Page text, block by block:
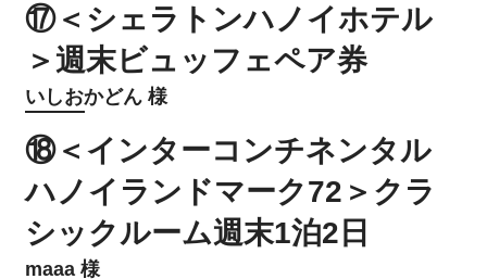
⑰＜シェラトンハノイホテル
＞週末ビュッフェペア券
いしおかどん 様
⑱＜インターコンチネンタル
ハノイランドマーク72＞クラ
シックルーム週末1泊2日
maaa 様